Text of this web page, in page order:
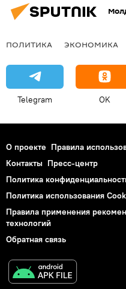
ПОЛИТИКА ЭКОНОМИКА
Telegram OK
О проекте Правила
Контакты Пресс-центр
Политика
Политика использования
Правила применения
технологий
Обратная связь